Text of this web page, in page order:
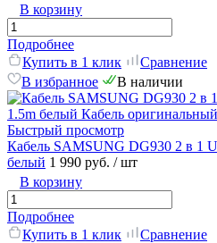
В корзину
Подробнее
Купить в 1 клик
Сравнение
В избранное
В наличии
Быстрый просмотр
Кабель SAMSUNG DG930 2 в 1
белый 1 990 руб. / шт
В корзину
Подробнее
Купить в 1 клик
Сравнение